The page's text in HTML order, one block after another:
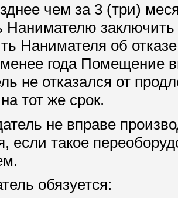
чем за 3 (три)
Нанимателю
Нанимателя об
года Помещение
не отказался от
тот же срок.
не вправе
если такое
обязуется: